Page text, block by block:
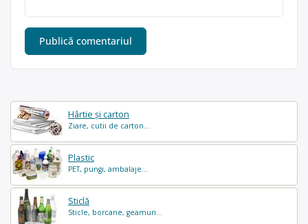
Hârtie și carton
Ziare, cutii de carton...
Plastic
PET, pungi, ambalaje...
Sticlă
Sticle, borcane, geamuri...